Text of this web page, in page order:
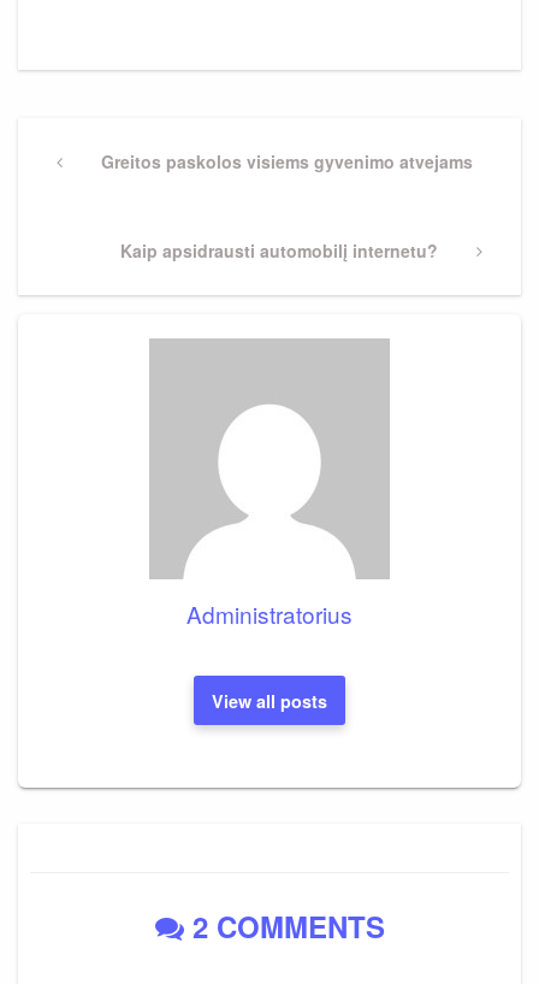
tarpPreviousGreitos paskolos visiems gyvenimo atvejams
Next
Kaip apsidrausti automobilį internetu?
Administratorius
View all posts
2 COMMENTS